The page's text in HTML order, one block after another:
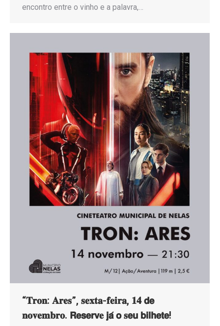
encontro entre o vinho e a palavra,…
“𝐓𝐫𝐨𝐧: 𝐀𝐫𝐞𝐬”, 𝐬𝐞𝐱𝐭𝐚-𝐟𝐞𝐢𝐫𝐚, 𝟏𝟒 𝗱𝗲
𝐧𝐨𝐯𝐞𝐦𝐛𝐫𝐨. 𝗥𝗲𝘀𝗲𝗿𝘃𝐞 𝗷𝗮́ 𝗼 𝐬𝗲𝘂 𝗯𝗶𝗹𝗵𝗲𝘁𝗲!